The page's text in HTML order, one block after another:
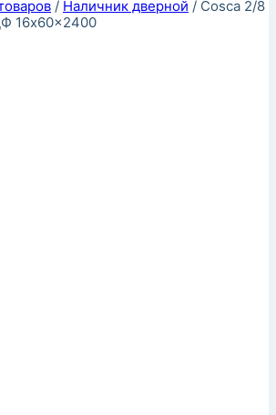
/ Наличник дверной / Cosca 2/8
16x60x2400